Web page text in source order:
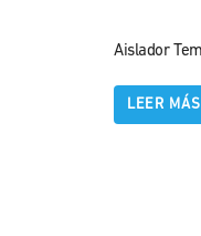
Aislador
LEER MÁS